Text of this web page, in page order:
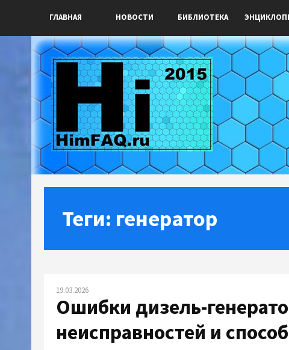
ГЛАВНАЯ НОВОСТИ БИБЛИОТЕКА
Теги: генератор
19.03.2026
Ошибки дизель-
неисправностей и